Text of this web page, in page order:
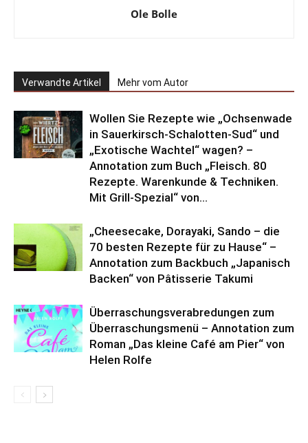
Ole Bolle
Verwandte Artikel Mehr vom Autor
Wollen Sie Rezepte wie „Ochsenwade
in Sauerkirsch-Schalotten-Sud“ und
„Exotische Wachtel“ wagen? –
Annotation zum Buch „Fleisch. 80
Rezepte. Warenkunde & Techniken.
Mit Grill-Spezial“ von...
„Cheesecake, Dorayaki, Sando – die
70 besten Rezepte für zu Hause“ –
Annotation zum Backbuch „Japanisch
Backen“ von Pâtisserie Takumi
Überraschungsverabredungen zum
Überraschungsmenü – Annotation zum
Roman „Das kleine Café am Pier“ von
Helen Rolfe